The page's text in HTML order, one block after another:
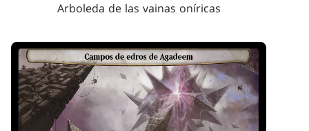
Arboleda de las vainas oníricas